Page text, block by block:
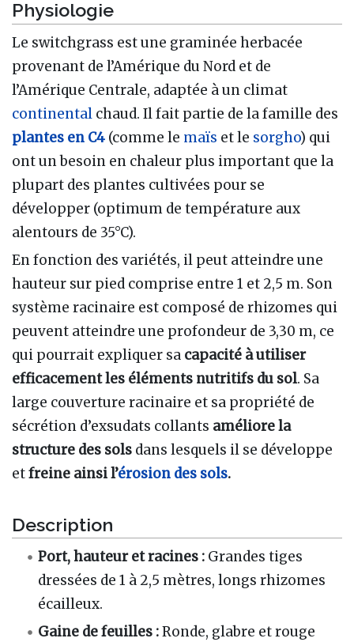
Physiologie
Le switchgrass est une graminée herbacée
provenant de l’Amérique du Nord et de
l’Amérique Centrale, adaptée à un climat
continental chaud. Il fait partie de la famille des
plantes en C4 (comme le maïs et le sorgho) qui
ont un besoin en chaleur plus important que la
plupart des plantes cultivées pour se
développer (optimum de température aux
alentours de 35°C).
En fonction des variétés, il peut atteindre une
hauteur sur pied comprise entre 1 et 2,5 m. Son
système racinaire est composé de rhizomes qui
peuvent atteindre une profondeur de 3,30 m, ce
qui pourrait expliquer sa capacité à utiliser
efficacement les éléments nutritifs du sol. Sa
large couverture racinaire et sa propriété de
sécrétion d’exsudats collants améliore la
structure des sols dans lesquels il se développe
etfreine ainsi l’érosion des sols.
Description
Port, hauteur et racines : Grandes tiges
dressées de 1 à 2,5 mètres, longs rhizomes
écailleux.
Gaine de feuilles :Ronde, glabre et rouge